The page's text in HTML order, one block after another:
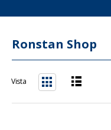
Ronstan Shop
Vista